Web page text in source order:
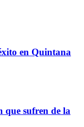
en Quintana
que sufren de la